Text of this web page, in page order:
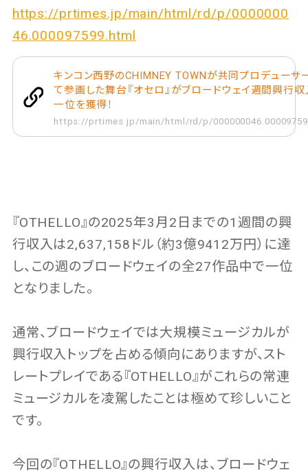
https://prtimes.jp/main/html/rd/p/0000000
46.000097599.html
キンコン西野のCHIMNEY TOWNが共同プロデューサ
て参画した舞台『オセロ』がブロードウェイ週間興行
一位を獲得！
https://prtimes.jp/main/html/rd/p/
『OTHELLO』の2025年3月2日までの1週間の興
行収入は2,637,158ドル（約3億9412万円）に達
し、この週のブロードウェイの全27作品中で一位
となりました。
通常、ブロードウェイでは大規模ミュージカルが
興行収入トップを占める傾向にありますが、スト
レートプレイである『OTHELLO』がこれらの常連
ミュージカルを凌駕したことは極めて珍しいこと
です。
今回の『OTHELLO』の興行収入は、ブロードウェ